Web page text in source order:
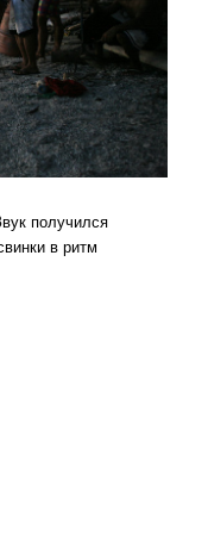
получился
в ритм